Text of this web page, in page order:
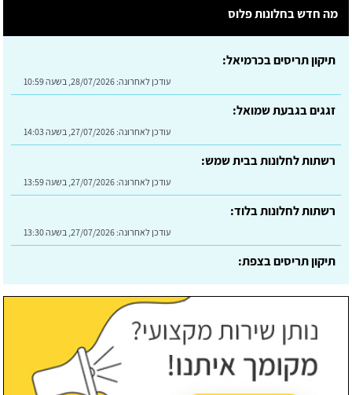
מה חדש בחלונות פלוס
תיקון תריסים בכרמיאל:
עודכן לאחרונה: 28/07/2026, בשעה 10:59
זגגים בגבעת שמואל:
עודכן לאחרונה: 27/07/2026, בשעה 14:03
רשתות לחלונות בבית שמש:
עודכן לאחרונה: 27/07/2026, בשעה 13:59
רשתות לחלונות בלוד:
עודכן לאחרונה: 27/07/2026, בשעה 13:30
תיקון תריסים בצפת:
עודכן לאחרונה:30/07/2026, בשעה 09:24